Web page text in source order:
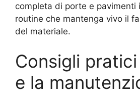
completa di porte e pavimenti
routine che mantenga vivo il
del materiale.
Consigli pratici
e la